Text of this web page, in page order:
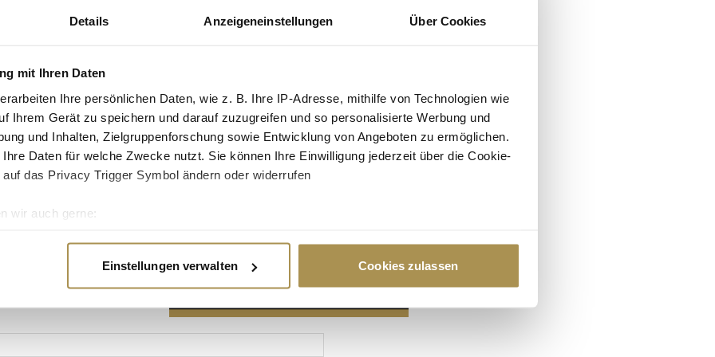
Details Anzeigeneinstellungen Über Cookies
mit Ihren Daten
Ihre persönlichen Daten, wie z. B. Ihre IP-Adresse, mithilfe von Technologien wie
Ihrem Gerät zu speichern und darauf zuzugreifen und so personalisierte Werbung und
und Inhalten, Zielgruppenforschung sowie Entwicklung von Angeboten zu ermöglichen.
Daten für welche Zwecke nutzt. Sie können Ihre Einwilligung jederzeit über die Cookie-
das Privacy Trigger Symbol ändern oder widerrufen
wir auch gerne:
Ihre persönlichen Daten verarbeitet werden, und legen Sie Ihre Präferenzen im
und Anzeigen zu personalisieren, Funktionen für soziale Medien anbieten zu können
Einstellungen verwalten Cookies zulassen
Advertisement